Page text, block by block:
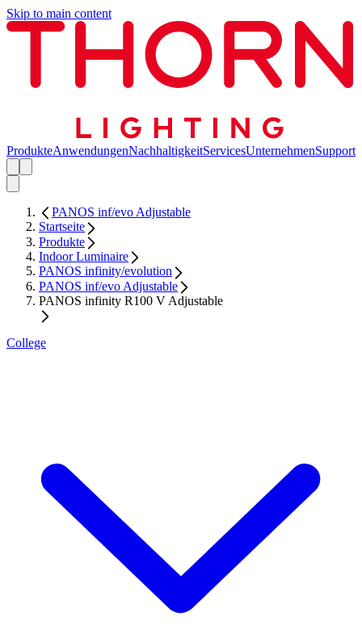
Skip to main content
ProdukteAnwendungenNachhaltigkeitServicesUnternehmenSupport
PANOS inf/evo Adjustable
Startseite
Produkte
Indoor Luminaire
PANOS infinity/evolution
PANOS inf/evo Adjustable
PANOS infinity R100 V Adjustable
College